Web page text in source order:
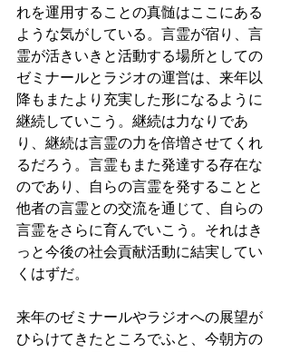
れを運用することの真髄はここにある
ような気がしている。言霊が宿り、言
霊が活きいきと活動する場所としての
ゼミナールとラジオの運営は、来年以
降もまたより充実した形になるように
継続していこう。継続は力なりであ
り、継続は言霊の力を倍増させてくれ
るだろう。言霊もまた発達する存在な
のであり、自らの言霊を発することと
他者の言霊との交流を通じて、自らの
言霊をさらに育んでいこう。それはき
っと今後の社会貢献活動に結実してい
くはずだ。
来年のゼミナールやラジオへの展望が
ひらけてきたところでふと、今朝方の